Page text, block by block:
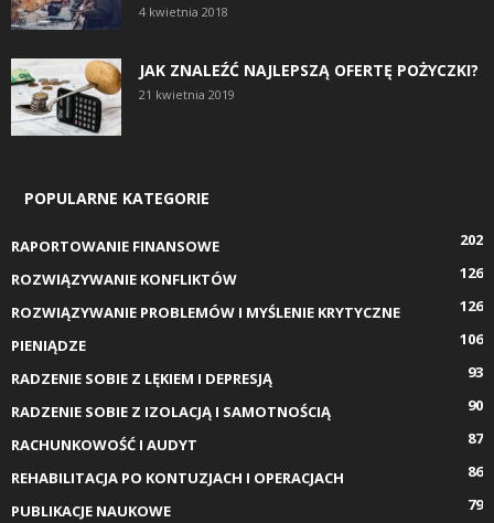
4 kwietnia 2018
JAK ZNALEŹĆ NAJLEPSZĄ OFERTĘ POŻYCZKI?
21 kwietnia 2019
POPULARNE KATEGORIE
RAPORTOWANIE FINANSOWE
202
ROZWIĄZYWANIE KONFLIKTÓW
126
ROZWIĄZYWANIE PROBLEMÓW I MYŚLENIE KRYTYCZNE
126
PIENIĄDZE
106
RADZENIE SOBIE Z LĘKIEM I DEPRESJĄ
93
RADZENIE SOBIE Z IZOLACJĄ I SAMOTNOŚCIĄ
90
RACHUNKOWOŚĆ I AUDYT
87
REHABILITACJA PO KONTUZJACH I OPERACJACH
86
PUBLIKACJE NAUKOWE
79